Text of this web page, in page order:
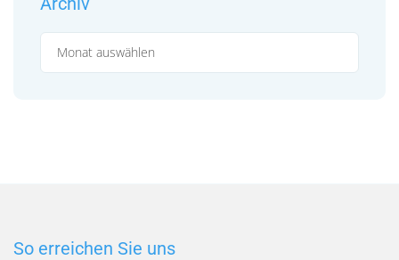
So erreichen Sie uns